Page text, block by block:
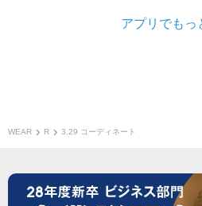
アプリでもっ
WEAR R 3.29 コーディネート